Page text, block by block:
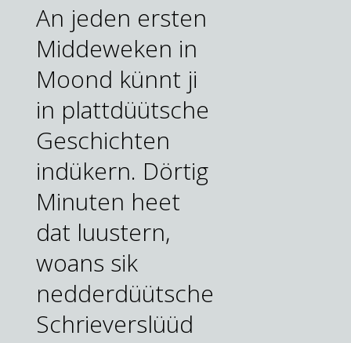
An jeden ersten
Middeweken in
Moond künnt ji
in plattdüütsche
Geschichten
indükern. Dörtig
Minuten heet
dat luustern,
woans sik
nedderdüütsche
Schrieverslüüd